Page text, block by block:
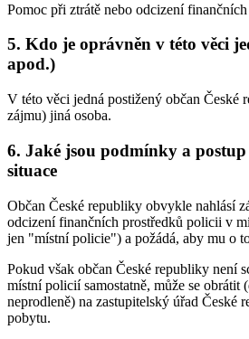
Pomoc při ztrátě nebo odcizení
5. Kdo je oprávněn v této věci
apod.)
V této věci jedná postižený občan České
zájmu) jiná osoba.
6. Jaké jsou podmínky a
situace
Občan České republiky obvykle nahlásí
odcizení finančních prostředků policii v
jen "místní policie") a požádá, aby mu o
Pokud však občan České republiky není
místní policií samostatně, může se obrátit
neprodleně) na zastupitelský úřad České
pobytu.